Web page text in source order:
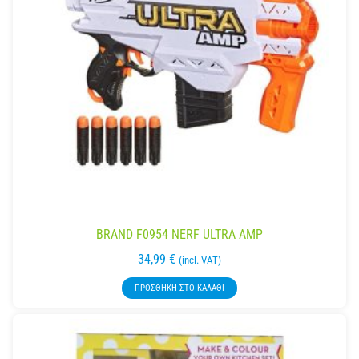
BRAND F0954 NERF ULTRA AMP
34,99 € (incl. VAT)
ΠΡΟΣΘΉΚΗ ΣΤΟ ΚΑΛΆΘΙ